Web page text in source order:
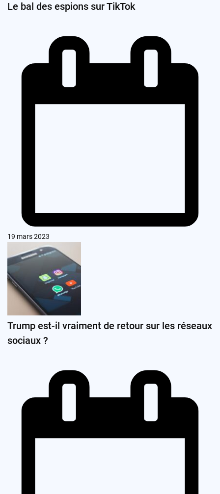
Le bal des espions sur TikTok
19 mars 2023
Trump est-il vraiment de retour sur les réseaux
sociaux ?